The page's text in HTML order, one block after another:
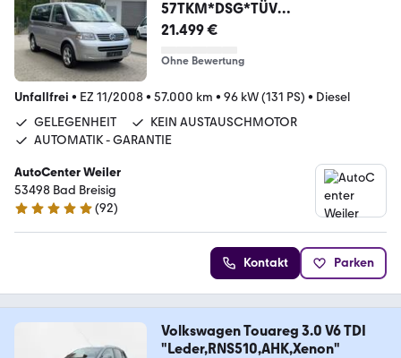
57TKM*DSG*TÜV
NEU*UNFALLFREI*
21.499 €
Ohne Bewertung
Unfallfrei • EZ 11/2008• 57.000 km • 96 kW (131 PS) • Diesel
GELEGENHEIT
KEIN AUSTAUSCHMOTOR
AUTOMATIK - GARANTIE
AutoCenter Weiler
53498 Bad Breisig
4.9 Sterne
(92)
Kontakt Parken
Volkswagen Touareg 3.0 V6 TDI
"Leder,RNS510,AHK,Xenon"